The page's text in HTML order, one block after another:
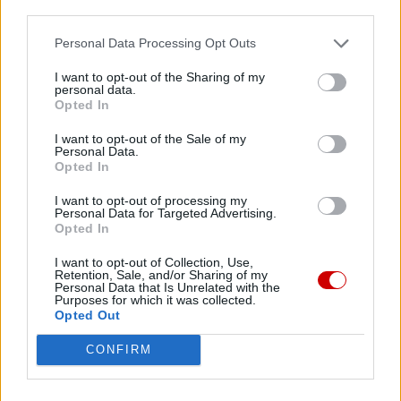
Personal Data Processing Opt Outs
I want to opt-out of the Sharing of my
personal data.
Opted In
I want to opt-out of the Sale of my
Personal Data.
Opted In
I want to opt-out of processing my
Personal Data for Targeted Advertising.
Opted In
I want to opt-out of Collection, Use,
Retention, Sale, and/or Sharing of my
Personal Data that Is Unrelated with the
Purposes for which it was collected.
Opted Out
CONFIRM
Niech ta tętniąca pracą „pasieka” św. Anzelma będzie
którego wszystko powraca, aby znaleźć weryfikację,
potwierdzenie i pogłębienie przed Bogiem, jak zalecał św.
Jan Paweł II podczas swojej wizyty w Papieskim Ateneum z
okazji stulecia jego powstania. Odnosząc się do waszego
patrona, powiedział: „Św. Anzelm przypomina wszystkim
(…), że poznanie tajemnic Bożych jest nie tyle zdobyczą
ludzkiego rozumu, ile darem, którego Bóg udziela
pokornym i wierzącym” (
Odnosiło się to, jak wspomniano, do nauk Doktora z
Aosty, ale pragniemy wyrazić nadzieję, że takie jest
również profetyczne przesłanie, które ta instytucja
kieruje do Kościoła i świata, jako wypełnienie misji, którą